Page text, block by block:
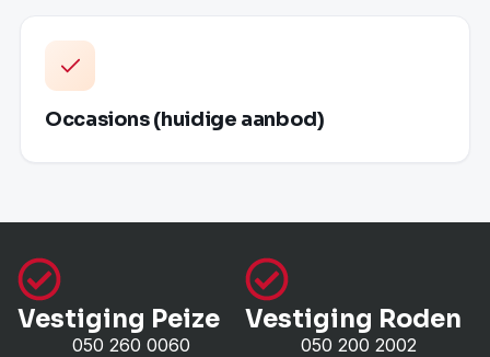
Occasions (huidige aanbod)
Vestiging Peize
050 260 0060
Vestiging Roden
050 200 2002